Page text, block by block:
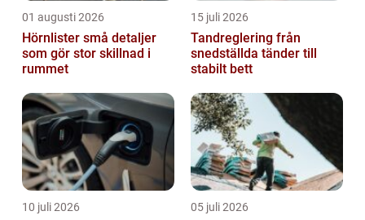
01 augusti 2026
Hörnlister små detaljer
som gör stor skillnad i
rummet
15 juli 2026
Tandreglering från
snedställda tänder till
stabilt bett
10 juli 2026 05 juli 2026